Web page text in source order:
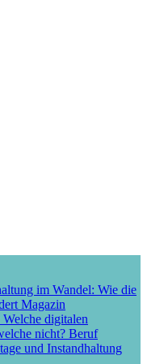
im Wandel: Wie die
Magazin
digitalen
nicht? Beruf
und Instandhaltung